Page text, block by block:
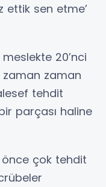
ettik sen etme’
20’nci
zaman zaman
tehdit
parçası haline
çok tehdit